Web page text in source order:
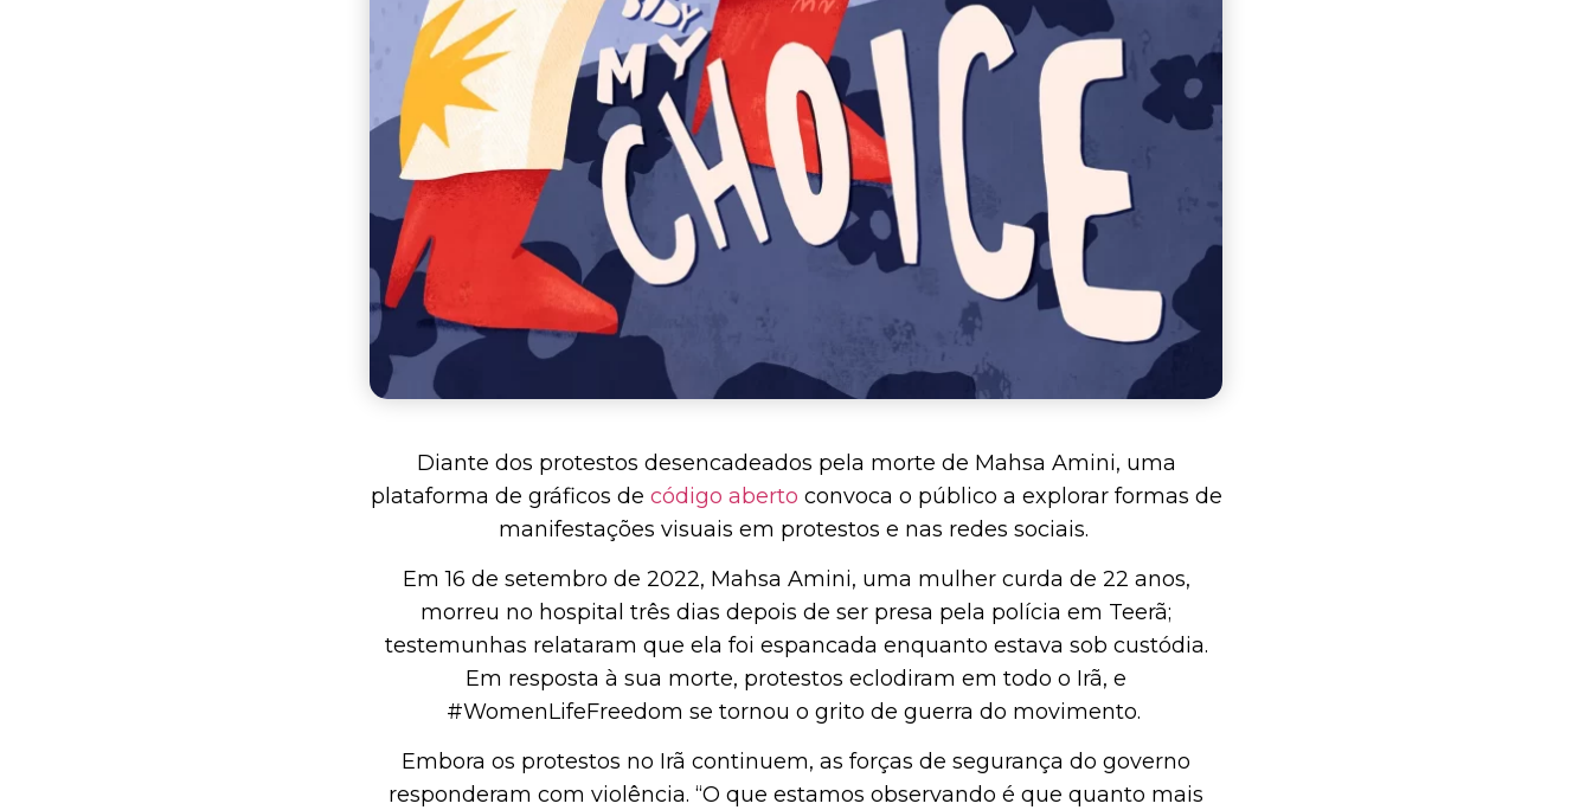
Diante dos protestos desencadeados pela morte de Mahsa Amini, uma
plataforma de gráficos de código aberto convoca o público a explorar formas de
manifestações visuais em protestos e nas redes sociais.
Em 16 de setembro de 2022, Mahsa Amini, uma mulher curda de 22 anos,
morreu no hospital três dias depois de ser presa pela polícia em Teerã;
testemunhas relataram que ela foi espancada enquanto estava sob custódia.
Em resposta à sua morte, protestos eclodiram em todo o Irã, e
#WomenLifeFreedom se tornou o grito de guerra do movimento.
Embora os protestos no Irã continuem, as forças de segurança do governo
responderam com violência. “O que estamos observando é que quanto mais